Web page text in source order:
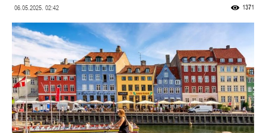
06.05.2025. 02:42 1371